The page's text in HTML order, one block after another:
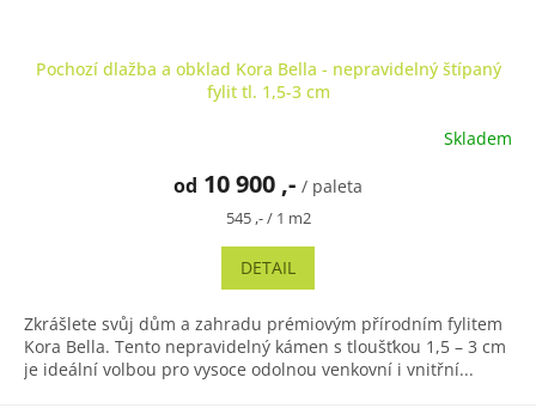
Pochozí dlažba a obklad Kora Bella - nepravidelný štípaný
fylit tl. 1,5-3 cm
Skladem
od 10 900 ,- / paleta
Měrná
545 ,- / 1 m2
DETAIL
Zkrášlete svůj dům a zahradu prémiovým přírodním fylitem
Kora Bella. Tento nepravidelný kámen s tloušťkou 1,5 – 3 cm
je ideální volbou pro vysoce odolnou venkovní i vnitřní...